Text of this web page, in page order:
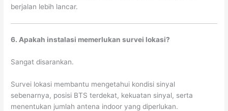
berjalan lebih lancar.
6. Apakah instalasi memerlukan survei lokasi?
Sangat disarankan.
Survei lokasi membantu mengetahui kondisi sinyal
sebenarnya, posisi BTS terdekat, kekuatan sinyal, serta
menentukan jumlah antena indoor yang diperlukan.